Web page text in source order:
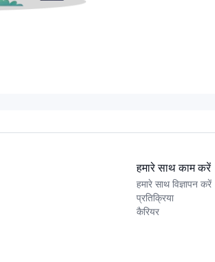
हमारे साथ काम करें
हमारे साथ विज्ञापन करें
प्रतिक्रिया
कैरियर